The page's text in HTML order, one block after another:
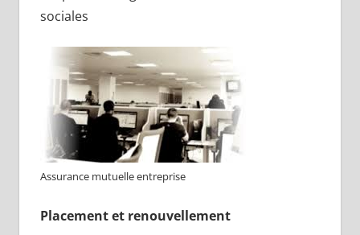
sociales
Assurance mutuelle entreprise
Placement et renouvellement